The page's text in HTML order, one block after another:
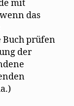
mit
das
Buch prüfen
der